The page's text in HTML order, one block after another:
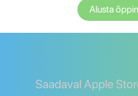
Alusta
Saadaval Apple